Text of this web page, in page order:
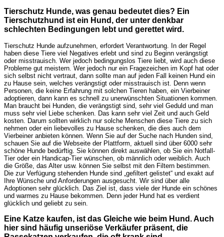
Tierschutz Hunde, was genau bedeutet dies? Ein
Tierschutzhund ist ein Hund, der unter denkbar
schlechten Bedingungen lebt und gerettet wird.
Tierschutz Hunde aufzunehmen, erfordert Verantwortung. In der Regel
haben diese Tiere viel Negatives erlebt und sind zu Beginn verängstigt
oder misstrauisch. Wer jedoch bedingungslos Tiere liebt, wird auch diese
Probleme gut meistern. Wer jedoch nur ein Fragezeichen im Kopf hat oder
sich selbst nicht vertraut, dann sollte man auf jeden Fall keinen Hund ein
zu Hause sein, welches verängstigt oder misstrauisch ist. Denn wenn
Personen, die keine Erfahrung mit solchen Tieren haben, ein Vierbeiner
adoptieren, dann kann es schnell zu unerwünschten Situationen kommen.
Man braucht bei Hunden, die verängstigt sind, sehr viel Geduld und man
muss sehr viel Liebe schenken. Das kann sehr viel Zeit und auch Geld
kosten. Darum sollten wirklich nur solche Menschen diese Tiere zu sich
nehmen oder ein liebevolles zu Hause schenken, die dies auch dem
Vierbeiner anbieten können. Wenn Sie auf der Suche nach Hunden sind,
schauen Sie auf die Webseite der Plattform, aktuell sind über 6000 sehr
schöne Hunde bedürftig. Sie können direkt auswählen, ob Sie ein Notfall-
Tier oder ein Handicap-Tier wünschen, ob männlich oder weiblich. Auch
die Größe, das Alter usw. können Sie selbst mit den Filtern bestimmen.
Die zur Verfügung stehenden Hunde sind „gefiltert gelistet“ und exakt auf
Ihre Wünsche und Anforderungen ausgesucht. Wir sind über alle
Adoptionen sehr glücklich. Das Ziel ist, dass viele der Hunde ein schönes
und warmes zu Hause bekommen. Denn jeder Hund hat es verdient
glücklich und geliebt zu sein.
Eine Katze kaufen, ist das Gleiche wie beim Hund. Auch
hier sind häufig unseriöse Verkäufer präsent, die